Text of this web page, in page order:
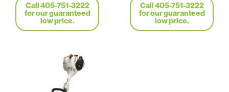
Call 405-751-3222
for our guaranteed
low price.
Call 405-751-3222
for our guaranteed
low price.